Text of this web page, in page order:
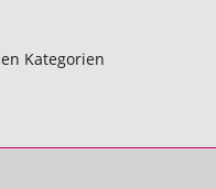
Kategorien